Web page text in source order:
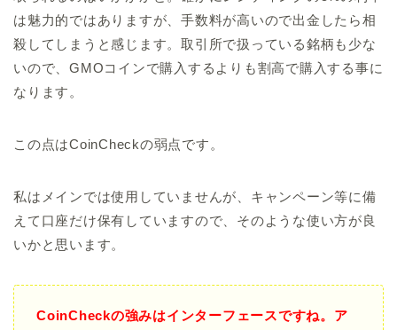
は魅力的ではありますが、手数料が高いので出金したら相
殺してしまうと感じます。取引所で扱っている銘柄も少な
いので、GMOコインで購入するよりも割高で購入する事に
なります。
この点はCoinCheckの弱点です。
私はメインでは使用していませんが、キャンペーン等に備
えて口座だけ保有していますので、そのような使い方が良
いかと思います。
CoinCheckの強みはインターフェースですね。ア